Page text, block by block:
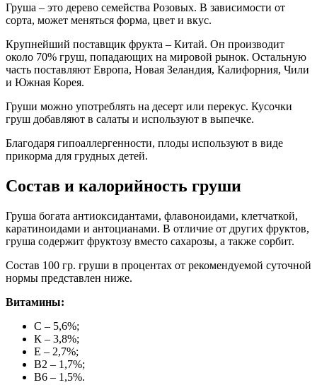
Груша – это дерево семейства Розовых. В зависимости от
сорта, может меняться форма, цвет и вкус.
Крупнейший поставщик фрукта – Китай. Он производит
около 70% груш, попадающих на мировой рынок. Остальную
часть поставляют Европа, Новая Зеландия, Калифорния, Чили
и Южная Корея.
Груши можно употреблять на десерт или перекус. Кусочки
груш добавляют в салаты и используют в выпечке.
Благодаря гипоаллергенности, плоды используют в виде
прикорма для грудных детей.
Состав и калорийность груши
Груша богата антиоксидантами, флавоноидами, клетчаткой,
каратиноидами и антоцианами. В отличие от других фруктов,
груша содержит фруктозу вместо сахарозы, а также сорбит.
Состав 100 гр. груши в процентах от рекомендуемой суточной
нормы представлен ниже.
Витамины:
С – 5,6%;
К – 3,8%;
Е – 2,7%;
В2 – 1,7%;
В6 – 1,5%.